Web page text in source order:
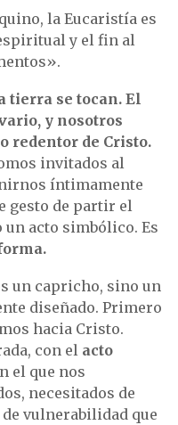
la Eucaristía es
y el fin al
tierra se tocan. El
y nosotros
redentor de Cristo.
invitados al
íntimamente
gesto de partir el
acto simbólico. Es
un capricho, sino un
diseñado. Primero
hacia Cristo.
con el acto
el que nos
necesitados de
vulnerabilidad que